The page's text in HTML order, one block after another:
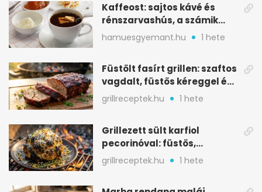
Kaffeost: sajtos kávé és
rénszarvashús, a számik
melegítő itala
hamuesgyemant.hu 1 hete
Füstölt fasírt grillen: szaftos
vagdalt, füstös kéreggel és
BBQ mázzal
grillreceptek.hu 1 hete
Grillezett sült karfiol
pecorinóval: füstös,
karamellizált nyári kedvenc
grillreceptek.hu 1 hete